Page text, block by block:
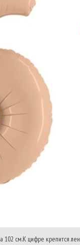
см.К цифре крепится